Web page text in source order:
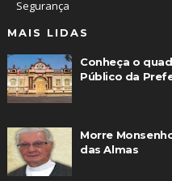
Segurança
MAIS LIDAS
Conheça o
Público da
Morre
das Almas